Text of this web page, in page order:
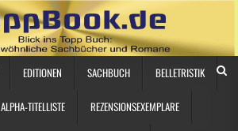
EDITIONEN SACHBUCH BELLETRISTIK
ALPHA-TITELLISTE REZENSIONSEXEMPLARE